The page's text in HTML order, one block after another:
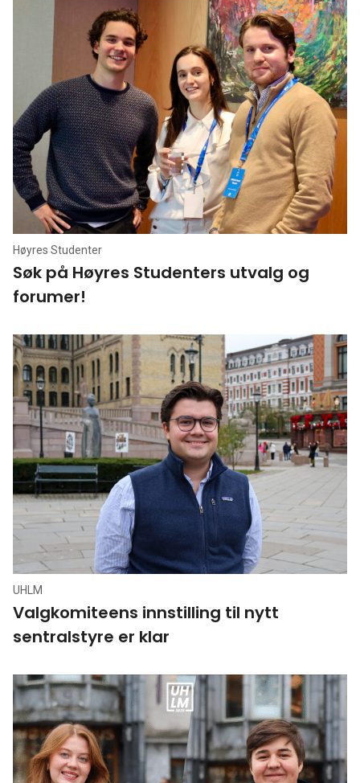
Høyres Studenter
Søk på Høyres Studenters utvalg og
forumer!
UHLM
Valgkomiteens innstilling til nytt
sentralstyre er klar